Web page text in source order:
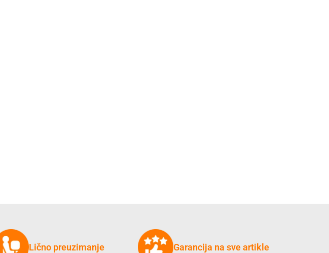
Lično preuzimanje Garancija na sve artikle